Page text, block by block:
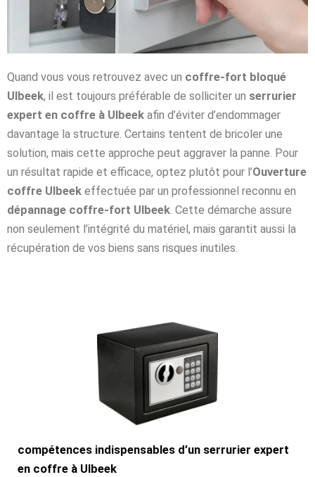
Quand vous vous retrouvez avec un coffre-fort bloqué
Ulbeek, il est toujours préférable de solliciter un serrurier
expert en coffre à Ulbeek afin d’éviter d’endommager
davantage la structure. Certains tentent de bricoler une
solution, mais cette approche peut aggraver la panne. Pour
un résultat rapide et efficace, optez plutôt pour l’Ouverture
coffre Ulbeek effectuée par un professionnel reconnu en
dépannage coffre-fort Ulbeek. Cette démarche assure
non seulement l’intégrité du matériel, mais garantit aussi la
récupération de vos biens sans risques inutiles.
compétences indispensables d’un serrurier expert
en coffre à Ulbeek